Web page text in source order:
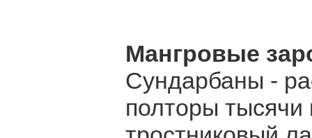
Мангровые
Сундарбаны -
полторы тысячи